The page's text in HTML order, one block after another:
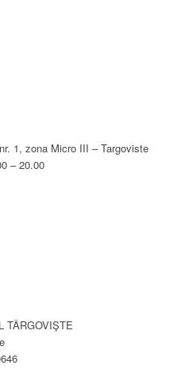
1, zona Micro III – Targoviste
– 20.00
TÂRGOVIŞTE